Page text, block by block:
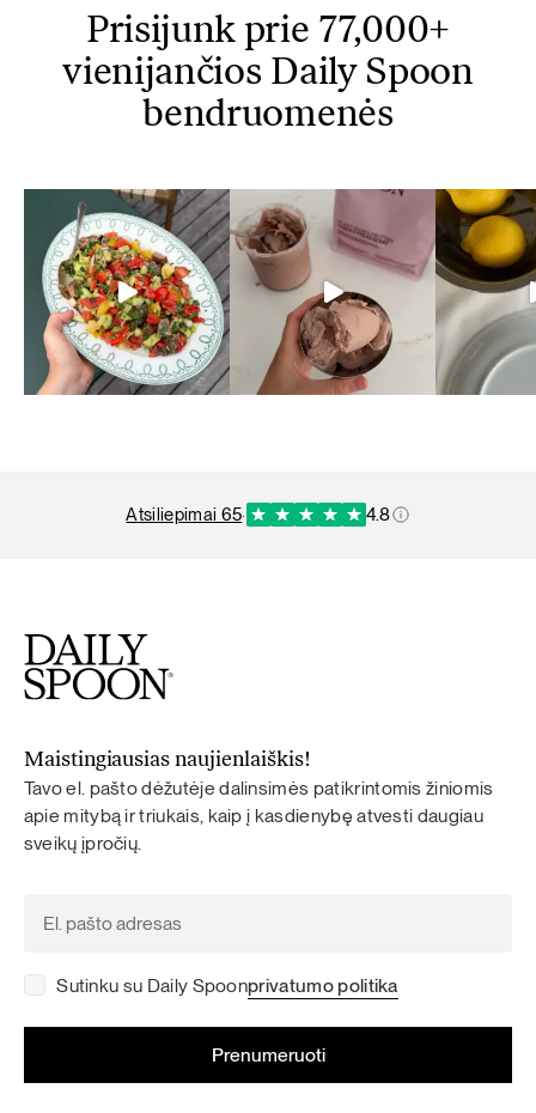
Prisijunk prie 77,000+
vienijančios Daily Spoon
bendruomenės
atsiliepimai 65· 4.8
Maistingiausias naujienlaiškis!
Tavo el. pašto dėžutėje dalinsimės patikrintomis žiniomis
apie mitybą ir triukais, kaip į kasdienybę atvesti daugiau
sveikų įpročių.
Sutinku su Daily Spoonprivatumo politika